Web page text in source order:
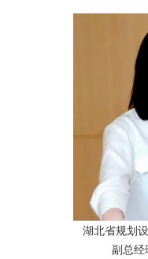
湖北省规划
副总